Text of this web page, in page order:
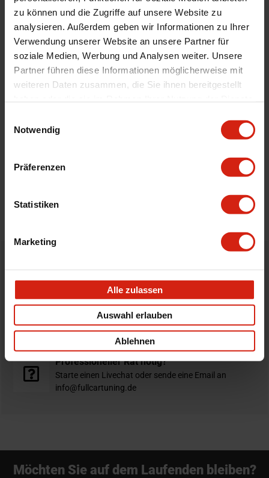
zu können und die Zugriffe auf unsere Website zu
analysieren. Außerdem geben wir Informationen zu Ihrer
Verwendung unserer Website an unsere Partner für
soziale Medien, Werbung und Analysen weiter. Unsere
Partner führen diese Informationen möglicherweise mit
weiteren Daten zusammen, die Sie ihnen bereitgestellt
Notwendig
Präferenzen
Statistiken
Marketing
Alle zulassen
Auswahl erlauben
Ablehnen
Universal
Nein
Version
Street Performance
Montage
Wenn möglich, schreiben Sie uns eine E-
Mail oder rufen Sie uns an.
STELLE EINE FRAGE
verschickt am selben Tag
Nicht zufrieden?
Du hast immer eine 14-tägige Rückgabefrist um deine
Bestellung zurück zu geben.
Professioneller Rat nötig?
Starte einen Livechat oder sende eine Email an
info@fullcartuning.de
Möchten Sie auf dem Laufenden bleiben?